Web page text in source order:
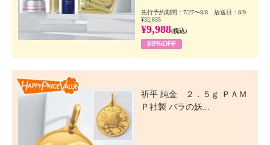
先行予約期間：7/27〜8/8 放送日：8/9
¥32,835
¥9,988(税込)
69%OFF
祈平 純金 ２．５ｇ ＰＡＭ
Ｐ社製 バラの妖...